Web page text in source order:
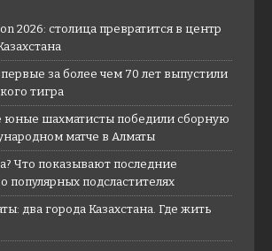
2026: столица превратится в центр
за более чем 70 лет выпустили
тигра
юные шахматисты победили сборную
матче в Алматы
Что показывают последние
популярных подсластителях
два города Казахстана. Где жить